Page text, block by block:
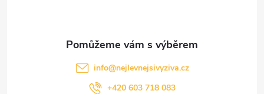
info@nejlevnejsivyziva.cz
+420 603 718 083